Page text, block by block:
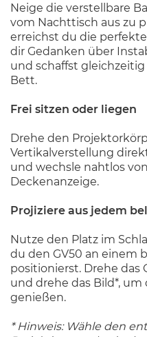
Neige die verstellbare
vom Nachttisch aus zu
erreichst du die
dir Gedanken über
und schaffst
Bett.
Frei sitzen oder liegen
Drehe den
Vertikalverstellung
und wechsle nahtlos
Deckenanzeige.
Projiziere aus jedem
Nutze den Platz im
du den GV50 an einem
positionierst. Drehe das
und drehe das Bild*, um
genießen.
* Hinweis: Wähle den